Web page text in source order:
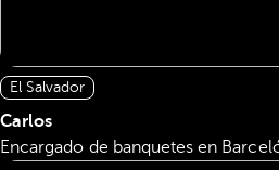
El Salvador
Carlos
Encargado de banquetes en